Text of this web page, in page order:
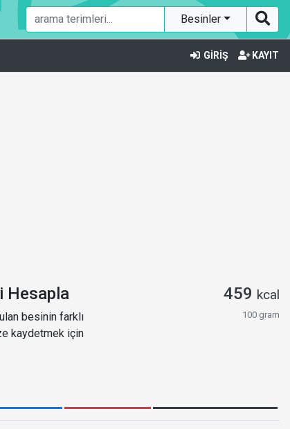
Besinler
GİRİŞ KAYIT
Hesapla
besinin farklı
kaydetmek için
459 kcal
100 gram